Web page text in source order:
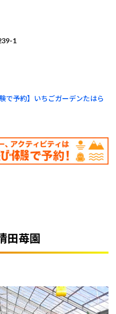
1
で予約】いちごガーデンたはら
田苺園